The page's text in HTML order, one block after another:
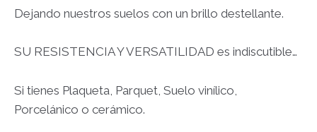
Dejando nuestros suelos con un brillo destellante.
SU RESISTENCIA Y VERSATILIDAD es indiscutible…
Si tienes Plaqueta, Parquet, Suelo vinílico,
Porcelánico o cerámico.